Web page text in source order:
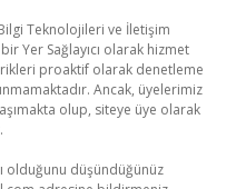
Teknolojileri ve İletişim
Yer Sağlayıcı olarak hizmet
proaktif olarak denetleme
Ancak, üyelerimiz
olup, siteye üye olarak
olduğunu düşündüğünüz